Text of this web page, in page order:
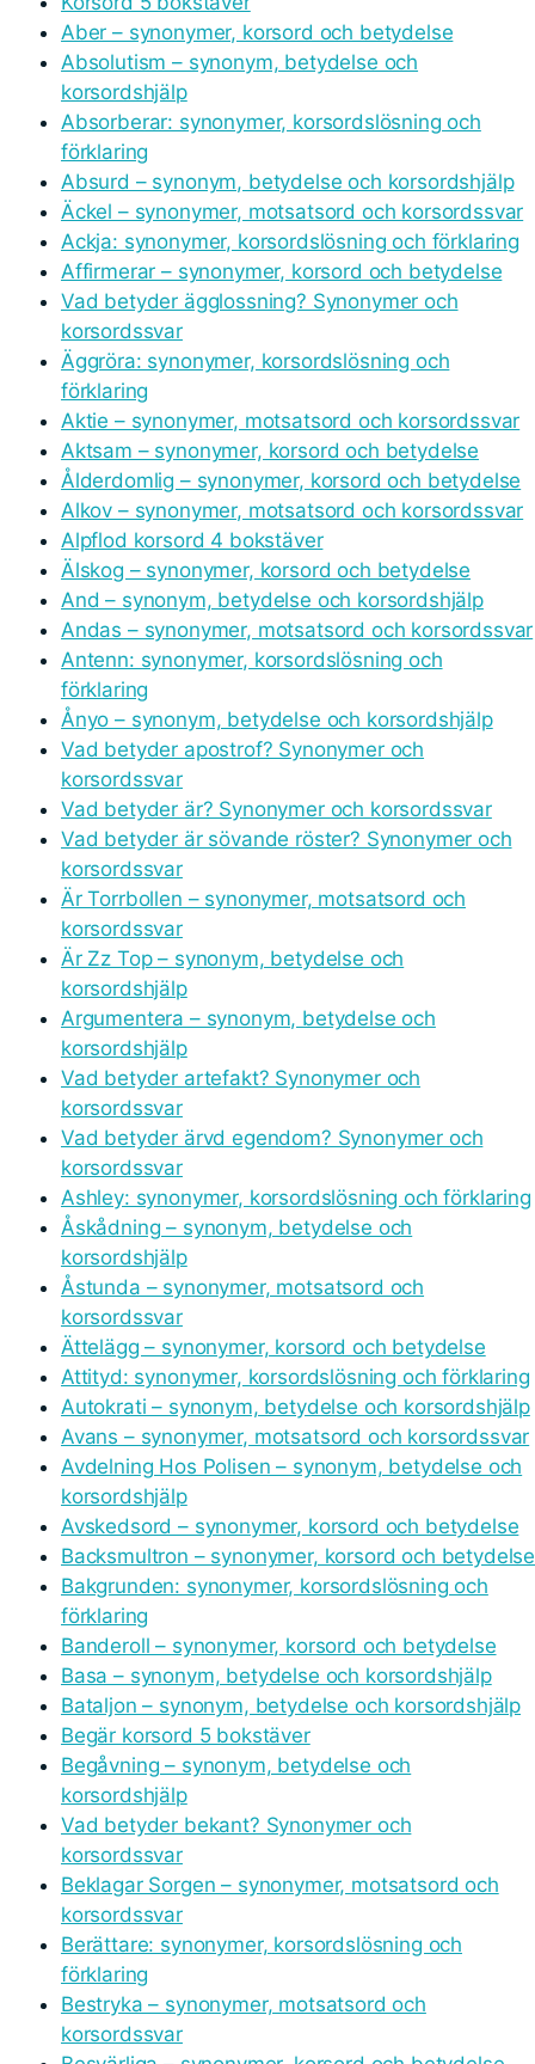
Aber – synonymer, korsord och betydelse
Absolutism – synonym, betydelse och
korsordshjälp
Absorberar: synonymer, korsordslösning och
förklaring
Absurd – synonym, betydelse och korsordshjälp
Äckel – synonymer, motsatsord och korsordssvar
Ackja: synonymer, korsordslösning och förklaring
Affirmerar – synonymer, korsord och betydelse
Vad betyder ägglossning? Synonymer och
korsordssvar
Äggröra: synonymer, korsordslösning och
förklaring
Aktie – synonymer, motsatsord och korsordssvar
Aktsam – synonymer, korsord och betydelse
Ålderdomlig – synonymer, korsord och betydelse
Alkov – synonymer, motsatsord och korsordssvar
Alpflod korsord 4 bokstäver
Älskog – synonymer, korsord och betydelse
And – synonym, betydelse och korsordshjälp
Andas – synonymer, motsatsord och korsordssvar
Antenn: synonymer, korsordslösning och
förklaring
Ånyo – synonym, betydelse och korsordshjälp
Vad betyder apostrof? Synonymer och
korsordssvar
Vad betyder är? Synonymer och korsordssvar
Vad betyder är sövande röster? Synonymer och
korsordssvar
Är Torrbollen – synonymer, motsatsord och
korsordssvar
Är Zz Top – synonym, betydelse och
korsordshjälp
Argumentera – synonym, betydelse och
korsordshjälp
Vad betyder artefakt? Synonymer och
korsordssvar
Vad betyder ärvd egendom? Synonymer och
korsordssvar
Ashley: synonymer, korsordslösning och förklaring
Åskådning – synonym, betydelse och
korsordshjälp
Åstunda – synonymer, motsatsord och
korsordssvar
Ättelägg – synonymer, korsord och betydelse
Attityd: synonymer, korsordslösning och förklaring
Autokrati – synonym, betydelse och korsordshjälp
Avans – synonymer, motsatsord och korsordssvar
Avdelning Hos Polisen – synonym, betydelse och
korsordshjälp
Avskedsord – synonymer, korsord och betydelse
Backsmultron – synonymer, korsord och betydelse
Bakgrunden: synonymer, korsordslösning och
förklaring
Banderoll – synonymer, korsord och betydelse
Basa – synonym, betydelse och korsordshjälp
Bataljon – synonym, betydelse och korsordshjälp
Begär korsord 5 bokstäver
Begåvning – synonym, betydelse och
korsordshjälp
Vad betyder bekant? Synonymer och
korsordssvar
Beklagar Sorgen – synonymer, motsatsord och
korsordssvar
Berättare: synonymer, korsordslösning och
förklaring
Bestryka – synonymer, motsatsord och
korsordssvar